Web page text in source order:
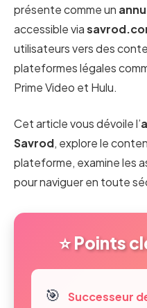
présente comme un
accessible via
utilisateurs vers des
plateformes légales
Prime Video et Hulu.
Cet article vous dévoile l’
Savrod, explore le
plateforme, examine les
pour naviguer en toute
⭐ Points
🎯 Successeur